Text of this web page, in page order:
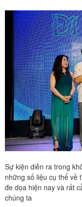
Sự kiện diễn ra trong
những số liệu cụ thể về
đe dọa hiện nay và rất
chúng ta